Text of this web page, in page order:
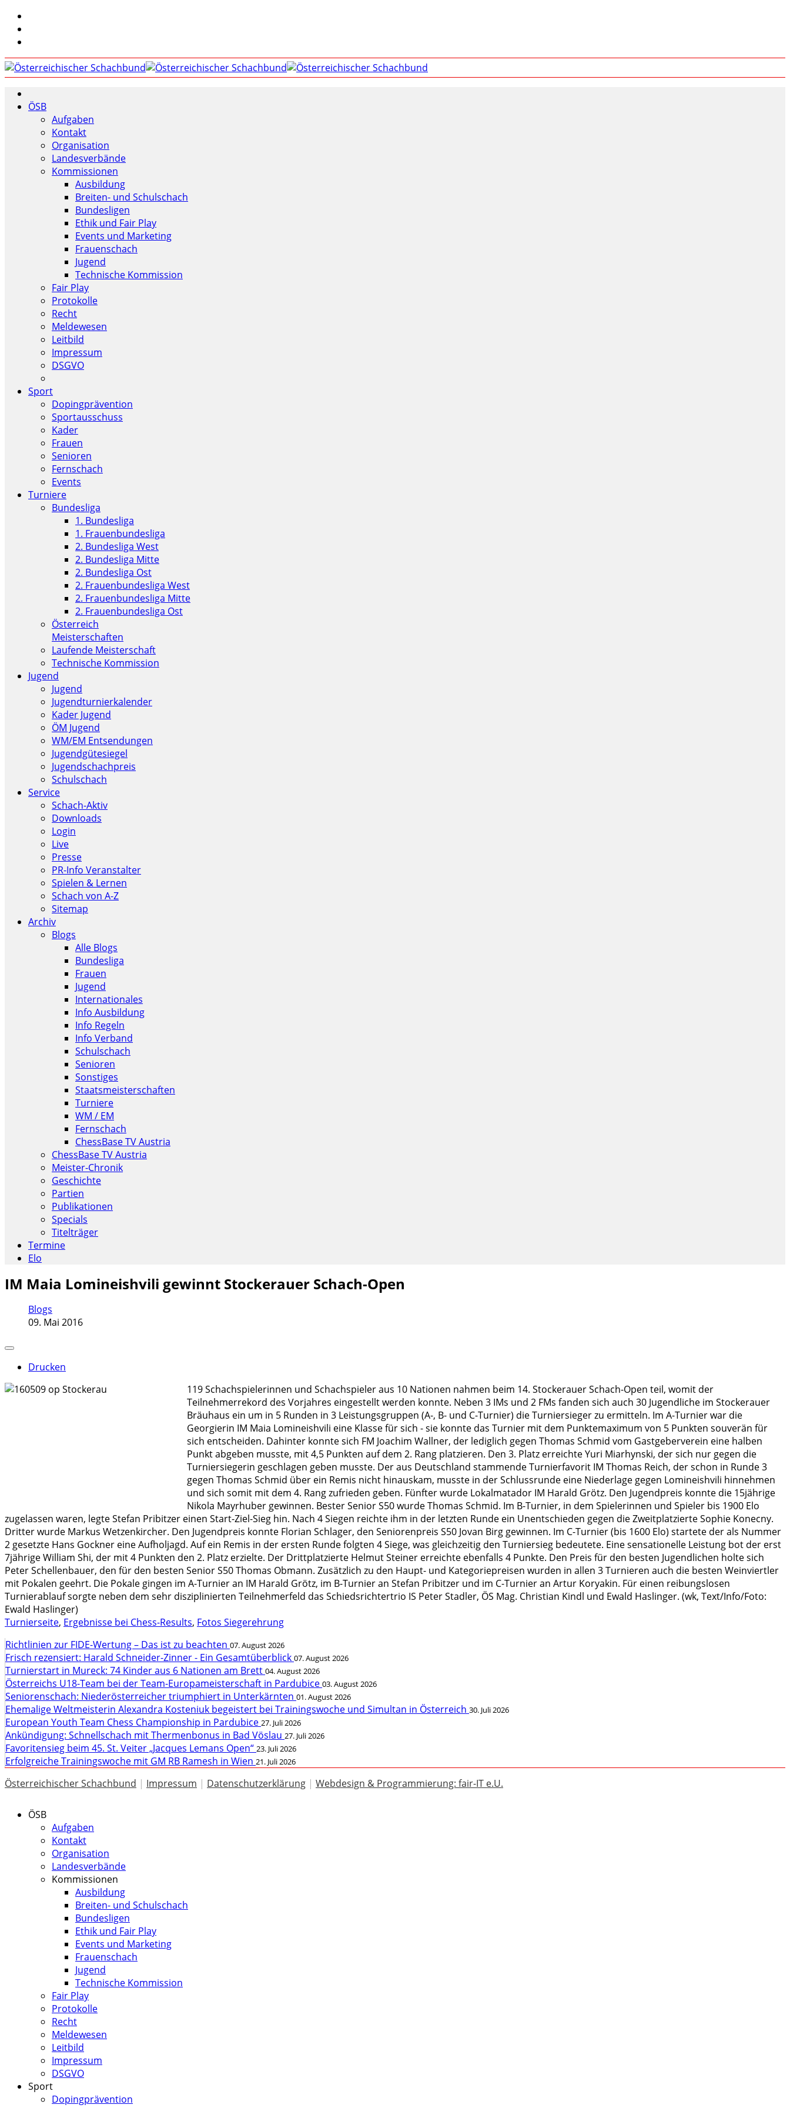
ÖSB
Aufgaben
Kontakt
Organisation
Landesverbände
Kommissionen
Ausbildung
Breiten- und Schulschach
Bundesligen
Ethik und Fair Play
Events und Marketing
Frauenschach
Jugend
Technische Kommission
Fair Play
Protokolle
Recht
Meldewesen
Leitbild
Impressum
DSGVO
Sport
Dopingprävention
Sportausschuss
Kader
Frauen
Senioren
Fernschach
Events
Turniere
Bundesliga
1. Bundesliga
1. Frauenbundesliga
2. Bundesliga West
2. Bundesliga Mitte
2. Bundesliga Ost
2. Frauenbundesliga West
2. Frauenbundesliga Mitte
2. Frauenbundesliga Ost
Österreich
Meisterschaften
Laufende Meisterschaft
Technische Kommission
Jugend
Jugend
Jugendturnierkalender
Kader Jugend
ÖM Jugend
WM/EM Entsendungen
Jugendgütesiegel
Jugendschachpreis
Schulschach
Service
Schach-Aktiv
Downloads
Login
Live
Presse
PR-Info Veranstalter
Spielen & Lernen
Schach von A-Z
Sitemap
Archiv
Blogs
Alle Blogs
Bundesliga
Frauen
Jugend
Internationales
Info Ausbildung
Info Regeln
Info Verband
Schulschach
Senioren
Sonstiges
Staatsmeisterschaften
Turniere
WM / EM
Fernschach
ChessBase TV Austria
ChessBase TV Austria
Meister-Chronik
Geschichte
Partien
Publikationen
Specials
Titelträger
Termine
Elo
IM Maia Lomineishvili gewinnt Stockerauer Schach-Open
Blogs
09. Mai 2016
Drucken
119 Schachspielerinnen und Schachspieler aus 10 Nationen nahmen beim 14. Stockerauer Schach-Open teil, womit der
Teilnehmerrekord des Vorjahres eingestellt werden konnte. Neben 3 IMs und 2 FMs fanden sich auch 30 Jugendliche im Stockerauer
Bräuhaus ein um in 5 Runden in 3 Leistungsgruppen (A-, B- und C-Turnier) die Turniersieger zu ermitteln. Im A-Turnier war die
Georgierin IM Maia Lomineishvili eine Klasse für sich - sie konnte das Turnier mit dem Punktemaximum von 5 Punkten souverän für
sich entscheiden. Dahinter konnte sich FM Joachim Wallner, der lediglich gegen Thomas Schmid vom Gastgeberverein eine halben
Punkt abgeben musste, mit 4,5 Punkten auf dem 2. Rang platzieren. Den 3. Platz erreichte Yuri Miarhynski, der sich nur gegen die
Turniersiegerin geschlagen geben musste. Der aus Deutschland stammende Turnierfavorit IM Thomas Reich, der schon in Runde 3
gegen Thomas Schmid über ein Remis nicht hinauskam, musste in der Schlussrunde eine Niederlage gegen Lomineishvili hinnehmen
und sich somit mit dem 4. Rang zufrieden geben. Fünfter wurde Lokalmatador IM Harald Grötz. Den Jugendpreis konnte die 15jährige
Nikola Mayrhuber gewinnen. Bester Senior S50 wurde Thomas Schmid. Im B-Turnier, in dem Spielerinnen und Spieler bis 1900 Elo
zugelassen waren, legte Stefan Pribitzer einen Start-Ziel-Sieg hin. Nach 4 Siegen reichte ihm in der letzten Runde ein Unentschieden gegen die Zweitplatzierte Sophie Konecny.
Dritter wurde Markus Wetzenkircher. Den Jugendpreis konnte Florian Schlager, den Seniorenpreis S50 Jovan Birg gewinnen. Im C-Turnier (bis 1600 Elo) startete der als Nummer
2 gesetzte Hans Gockner eine Aufholjagd. Auf ein Remis in der ersten Runde folgten 4 Siege, was gleichzeitig den Turniersieg bedeutete. Eine sensationelle Leistung bot der erst
7jährige William Shi, der mit 4 Punkten den 2. Platz erzielte. Der Drittplatzierte Helmut Steiner erreichte ebenfalls 4 Punkte. Den Preis für den besten Jugendlichen holte sich
Peter Schellenbauer, den für den besten Senior S50 Thomas Obmann. Zusätzlich zu den Haupt- und Kategoriepreisen wurden in allen 3 Turnieren auch die besten Weinviertler
mit Pokalen geehrt. Die Pokale gingen im A-Turnier an IM Harald Grötz, im B-Turnier an Stefan Pribitzer und im C-Turnier an Artur Koryakin. Für einen reibungslosen
Turnierablauf sorgte neben dem sehr disziplinierten Teilnehmerfeld das Schiedsrichtertrio IS Peter Stadler, ÖS Mag. Christian Kindl und Ewald Haslinger. (wk, Text/Info/Foto:
Ewald Haslinger)
Turnierseite, Ergebnisse bei Chess-Results, Fotos Siegerehrung
Richtlinien zur FIDE-Wertung – Das ist zu beachten 07. August 2026
Frisch rezensiert: Harald Schneider-Zinner - Ein Gesamtüberblick 07. August 2026
Turnierstart in Mureck: 74 Kinder aus 6 Nationen am Brett 04. August 2026
Österreichs U18-Team bei der Team-Europameisterschaft in Pardubice 03. August 2026
Seniorenschach: Niederösterreicher triumphiert in Unterkärnten 01. August 2026
Ehemalige Weltmeisterin Alexandra Kosteniuk begeistert bei Trainingswoche und Simultan in Österreich 30. Juli 2026
European Youth Team Chess Championship in Pardubice 27. Juli 2026
Ankündigung: Schnellschach mit Thermenbonus in Bad Vöslau 27. Juli 2026
Favoritensieg beim 45. St. Veiter „Jacques Lemans Open“ 23. Juli 2026
Erfolgreiche Trainingswoche mit GM RB Ramesh in Wien 21. Juli 2026
Österreichischer Schachbund | Impressum | Datenschutzerklärung | Webdesign & Programmierung: fair-IT e.U.
ÖSB
Aufgaben
Kontakt
Organisation
Landesverbände
Kommissionen
Ausbildung
Breiten- und Schulschach
Bundesligen
Ethik und Fair Play
Events und Marketing
Frauenschach
Jugend
Technische Kommission
Fair Play
Protokolle
Recht
Meldewesen
Leitbild
Impressum
DSGVO
Sport
Dopingprävention